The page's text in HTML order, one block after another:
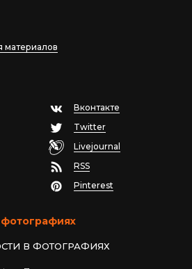
материалов
Вконтакте
Twitter
Livejournal
RSS
Pinterest
В ФОТОГРАФИЯХ